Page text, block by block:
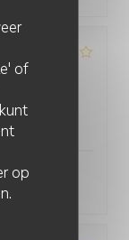
of
op
/ Prijs